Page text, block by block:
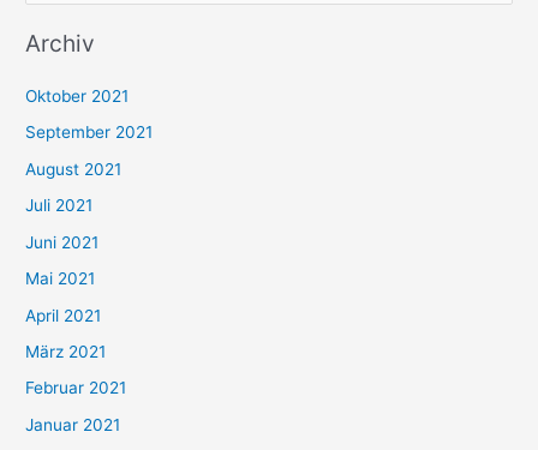
c
n
n
a
c
h
:
Archiv
Oktober 2021
September 2021
August 2021
Juli 2021
Juni 2021
Mai 2021
April 2021
März 2021
Februar 2021
Januar 2021